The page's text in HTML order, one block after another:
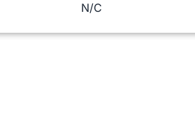
N/C